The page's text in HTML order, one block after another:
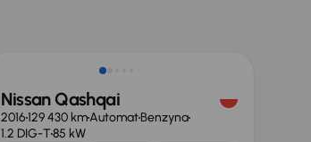
Nissan Qashqai
2016129 430 kmAutomatBenzyna
1.2 DIG-T85 kW